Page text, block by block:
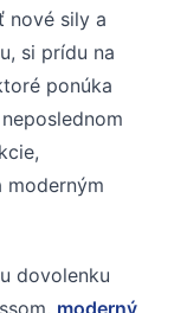
nové sily a
si prídu na
ponúka
moderným
dovolenku